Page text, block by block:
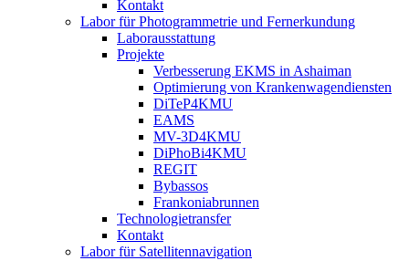
Kontakt
Labor für Photogrammetrie und Fernerkundung
Laborausstattung
Projekte
Verbesserung EKMS in Ashaiman
Optimierung von Krankenwagendiensten
DiTeP4KMU
EAMS
MV-3D4KMU
DiPhoBi4KMU
REGIT
Bybassos
Frankoniabrunnen
Technologietransfer
Kontakt
Labor für Satellitennavigation